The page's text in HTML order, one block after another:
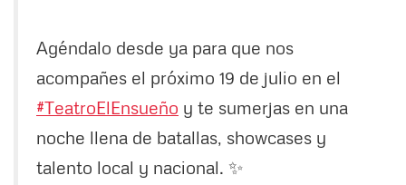
Agéndalo desde ya para que nos
acompañes el próximo 19 de julio en el
#TeatroElEnsueño y te sumerjas en una
noche llena de batallas, showcases y
talento local y nacional. ✨